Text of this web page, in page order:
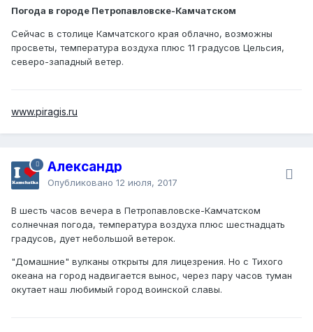
Погода в городе Петропавловске-Камчатском
Сейчас в столице Камчатского края облачно, возможны
просветы, температура воздуха плюс 11 градусов Цельсия,
северо-западный ветер.
www.piragis.ru
Александр
Опубликовано 12 июля, 2017
В шесть часов вечера в Петропавловске-Камчатском
солнечная погода, температура воздуха плюс шестнадцать
градусов, дует небольшой ветерок.
"Домашние" вулканы открыты для лицезрения. Но с Тихого
океана на город надвигается вынос, через пару часов туман
окутает наш любимый город воинской славы.